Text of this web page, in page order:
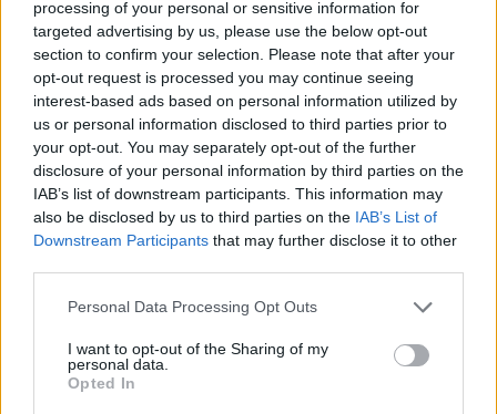
processing of your personal or sensitive information for
targeted advertising by us, please use the below opt-out
section to confirm your selection. Please note that after your
opt-out request is processed you may continue seeing
interest-based ads based on personal information utilized by
us or personal information disclosed to third parties prior to
your opt-out. You may separately opt-out of the further
disclosure of your personal information by third parties on the
IAB’s list of downstream participants. This information may
also be disclosed by us to third parties on the IAB’s List of
Downstream Participants that may further disclose it to other
Personal Data Processing Opt Outs
I want to opt-out of the Sharing of my
personal data.
Opted In
ben a szeptemer 22-én jelzett 87,3% helyett 87,99%-ra
emelkedett.Kapcsolódó cikkünk2011.09.22Az MSREI lett
az Orco legnagyobb részvényese2011.08.19Hígít az Orco,
részesedést növel a MS
KEDVES OLVASÓNK!
A keresett cikk a portfolio.hu hírarchívumához
tartozik, melynek olvasása előfizetéses
Az előfizetés a következőket tartalmazza:
Kötéslisták: BÉT elmúlt 2 év napon belüli
kötéslistái